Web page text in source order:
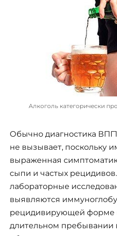
Алкоголь категорически
Обычно диагностика
не вызывает, поскольку
выраженная
сыпи и частых
лабораторные
выявляются
рецидивирующей форме
длительном пребывании